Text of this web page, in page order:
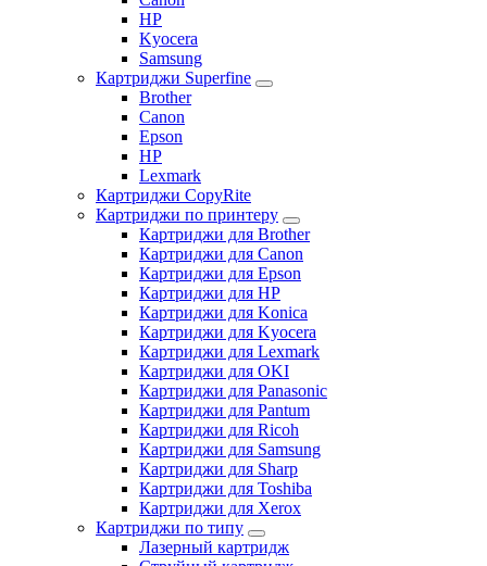
HP
Kyocera
Samsung
Картриджи Superfine
Brother
Canon
Epson
HP
Lexmark
Картриджи CopyRite
Картриджи по принтеру
Картриджи для Brother
Картриджи для Canon
Картриджи для Epson
Картриджи для HP
Картриджи для Konica
Картриджи для Kyocera
Картриджи для Lexmark
Картриджи для OKI
Картриджи для Panasonic
Картриджи для Pantum
Картриджи для Ricoh
Картриджи для Samsung
Картриджи для Sharp
Картриджи для Toshiba
Картриджи для Xerox
Картриджи по типу
Лазерный картридж